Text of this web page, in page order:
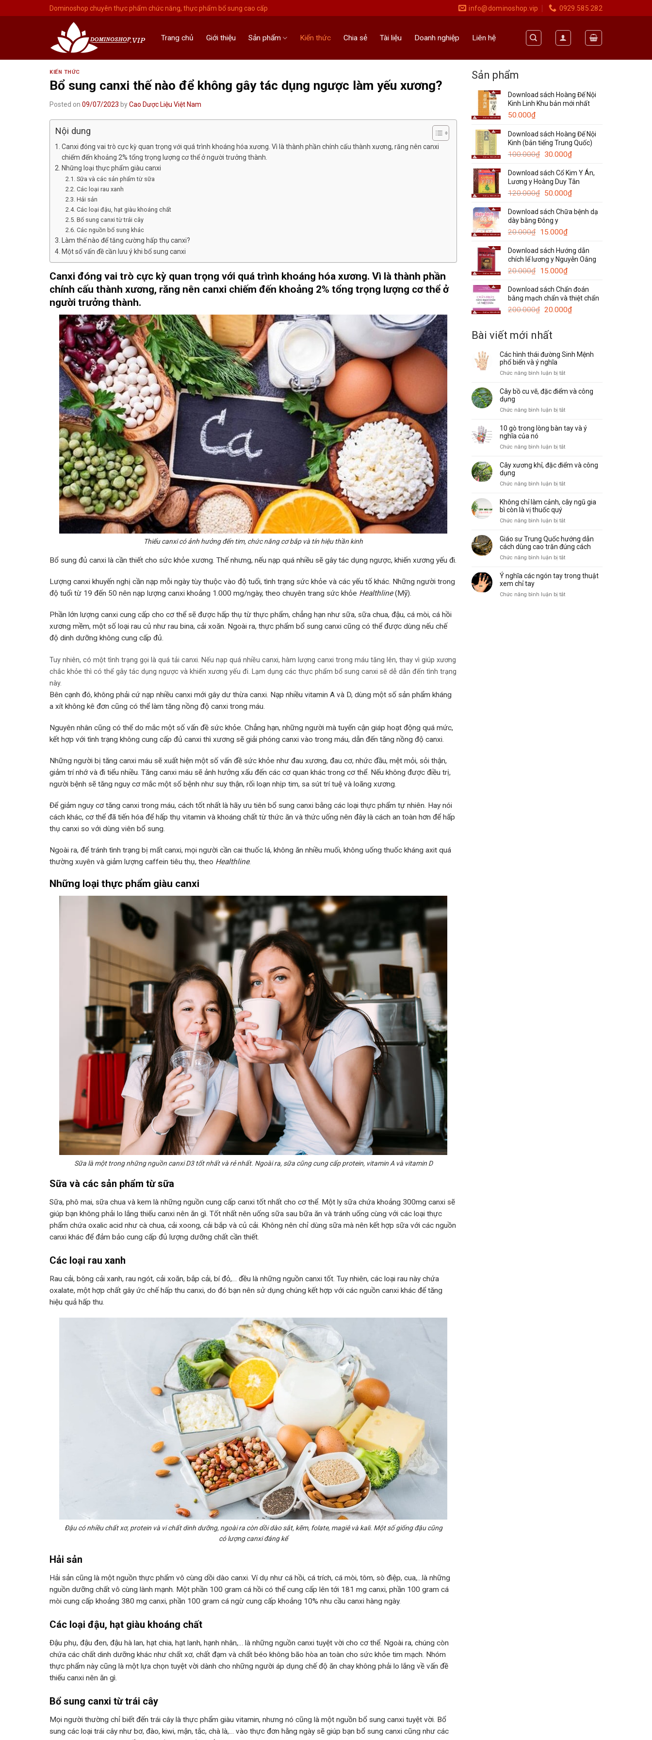
to
Dominoshop chuyên thực phẩm chức năng, thực phẩm bổ sung cao cấp info@dominoshop.vip 0929.585.282
Trang chủ Giới thiệu Sản phẩm Kiến thức Chia sẻ Tài liệu Doanh nghiệp Liên hệ
KIẾN THỨC
Bổ sung canxi thế nào để không gây tác dụng ngược làm yếu xương?
Posted on 09/07/2023 byCao Dược Liệu Việt Nam
Nội dung
Canxi đóng vai trò cực kỳ quan trọng với quá trình khoáng hóa xương. Vì là thành phần chính cấu thành xương, răng nên canxi
chiếm đến khoảng 2% tổng trọng lượng cơ thể ở người trưởng thành.
Những loại thực phẩm giàu canxi
Sữa và các sản phẩm từ sữa
Các loại rau xanh
Hải sản
Các loại đậu, hạt giàu khoáng chất
Bổ sung canxi từ trái cây
Các nguồn bổ sung khác
Làm thế nào để tăng cường hấp thụ canxi?
Một số vấn đề cần lưu ý khi bổ sung canxi
Canxi đóng vai trò cực kỳ quan trọng với quá trình khoáng hóa xương. Vì là thành phần
chính cấu thành xương, răng nên canxi chiếm đến khoảng 2% tổng trọng lượng cơ thể ở
người trưởng thành.
Thiếu canxi có ảnh hưởng đến tim, chức năng cơ bắp và tín hiệu thần kinh
Bổ sung đủ canxi là cần thiết cho sức khỏe xương. Thế nhưng, nếu nạp quá nhiều sẽ gây tác dụng ngược, khiến xương yếu đi.
Lượng canxi khuyến nghị cần nạp mỗi ngày tùy thuộc vào độ tuổi, tình trạng sức khỏe và các yếu tố khác. Những người trong
độ tuổi từ 19 đến 50 nên nạp lượng canxi khoảng 1.000 mg/ngày, theo chuyên trang sức khỏe Healthline(Mỹ).
Phần lớn lượng canxi cung cấp cho cơ thể sẽ được hấp thụ từ thực phẩm, chẳng hạn như sữa, sữa chua, đậu, cá mòi, cá hồi
xương mềm, một số loại rau củ như rau bina, cải xoăn. Ngoài ra, thực phẩm bổ sung canxi cũng có thể được dùng nếu chế
độ dinh dưỡng không cung cấp đủ.
Tuy nhiên, có một tình trạng gọi là quá tải canxi. Nếu nạp quá nhiều canxi, hàm lượng canxi trong máu tăng lên, thay vì giúp xương
chắc khỏe thì có thể gây tác dụng ngược và khiến xương yếu đi. Lạm dụng các thực phẩm bổ sung canxi sẽ dễ dẫn đến tình trạng
này.
Bên cạnh đó, không phải cứ nạp nhiều canxi mới gây dư thừa canxi. Nạp nhiều vitamin A và D, dùng một số sản phẩm kháng
a xít không kê đơn cũng có thể làm tăng nồng độ canxi trong máu.
Nguyên nhân cũng có thể do mắc một số vấn đề sức khỏe. Chẳng hạn, những người mà tuyến cận giáp hoạt động quá mức,
kết hợp với tình trạng không cung cấp đủ canxi thì xương sẽ giải phóng canxi vào trong máu, dẫn đến tăng nồng độ canxi.
Những người bị tăng canxi máu sẽ xuất hiện một số vấn đề sức khỏe như đau xương, đau cơ, nhức đầu, mệt mỏi, sỏi thận,
giảm trí nhớ và đi tiểu nhiều. Tăng canxi máu sẽ ảnh hưởng xấu đến các cơ quan khác trong cơ thể. Nếu không được điều trị,
người bệnh sẽ tăng nguy cơ mắc một số bệnh như suy thận, rối loạn nhịp tim, sa sút trí tuệ và loãng xương.
Để giảm nguy cơ tăng canxi trong máu, cách tốt nhất là hãy ưu tiên bổ sung canxi bằng các loại thực phẩm tự nhiên. Hay nói
cách khác, cơ thể đã tiến hóa để hấp thụ vitamin và khoáng chất từ thức ăn và thức uống nên đây là cách an toàn hơn để hấp
thụ canxi so với dùng viên bổ sung.
Ngoài ra, để tránh tình trạng bị mất canxi, mọi người cần cai thuốc lá, không ăn nhiều muối, không uống thuốc kháng axit quá
thường xuyên và giảm lượng caffein tiêu thụ, theo Healthline.
Những loại thực phẩm giàu canxi
Sữa là một trong những nguồn canxi D3 tốt nhất và rẻ nhất. Ngoài ra, sữa cũng cung cấp protein, vitamin A và vitamin D
Sữa và các sản phẩm từ sữa
Sữa, phô mai, sữa chua và kem là những nguồn cung cấp canxi tốt nhất cho cơ thể. Một ly sữa chứa khoảng 300mg canxi sẽ
giúp bạn không phải lo lắng thiếu canxi nên ăn gì. Tốt nhất nên uống sữa sau bữa ăn và tránh uống cùng với các loại thực
phẩm chứa oxalic acid như cà chua, cải xoong, cải bắp và củ cải. Không nên chỉ dùng sữa mà nên kết hợp sữa với các nguồn
canxi khác để đảm bảo cung cấp đủ lượng dưỡng chất cần thiết.
Các loại rau xanh
Rau cải, bông cải xanh, rau ngót, cải xoăn, bắp cải, bí đỏ,… đều là những nguồn canxi tốt. Tuy nhiên, các loại rau này chứa
oxalate, một hợp chất gây ức chế hấp thu canxi, do đó bạn nên sử dụng chúng kết hợp với các nguồn canxi khác để tăng
hiệu quả hấp thu.
Đậu có nhiều chất xơ, protein và vi chất dinh dưỡng, ngoài ra còn dồi dào sắt, kẽm, folate, magiê và kali. Một số giống đậu cũng
có lượng canxi đáng kể
Hải sản
Hải sản cũng là một nguồn thực phẩm vô cùng dồi dào canxi. Ví dụ như cá hồi, cá trích, cá mòi, tôm, sò điệp, cua,…là những
nguồn dưỡng chất vô cùng lành mạnh. Một phần 100 gram cá hồi có thể cung cấp lên tới 181 mg canxi, phần 100 gram cá
mòi cung cấp khoảng 380 mg canxi, phần 100 gram cá ngừ cung cấp khoảng 10% nhu cầu canxi hàng ngày.
Các loại đậu, hạt giàu khoáng chất
Đậu phụ, đậu đen, đậu hà lan, hạt chia, hạt lanh, hạnh nhân,… là những nguồn canxi tuyệt vời cho cơ thể. Ngoài ra, chúng còn
chứa các chất dinh dưỡng khác như chất xơ, chất đạm và chất béo không bão hòa an toàn cho sức khỏe tim mạch. Nhóm
thực phẩm này cũng là một lựa chọn tuyệt vời dành cho những người áp dụng chế độ ăn chay không phải lo lắng về vấn đề
thiếu canxi nên ăn gì.
Bổ sung canxi từ trái cây
Mọi người thường chỉ biết đến trái cây là thực phẩm giàu vitamin, nhưng nó cũng là một nguồn bổ sung canxi tuyệt vời. Bổ
sung các loại trái cây như bơ, đào, kiwi, mận, tắc, chà là,… vào thực đơn hằng ngày sẽ giúp bạn bổ sung canxi cũng như các
Sản phẩm
Download sách Hoàng Đế Nội
Kinh Linh Khu bản mới nhất
50.000₫
Download sách Hoàng Đế Nội
Kinh (bản tiếng Trung Quốc)
100.000₫ Giá
là:
100.000₫.
30.000₫Giá
tại
là:
30.000₫.
Download sách Cổ Kim Y Án,
Lương y Hoàng Duy Tân
120.000₫ Giá
là:
120.000₫.
50.000₫Giá
tại
Download sách Chữa bệnh dạ
dày bằng Đông y
20.000₫ Giá
là:
20.000₫.
15.000₫Giá
tại
là:
15.000₫.
Download sách Hướng dẫn
chích lể lương y Nguyễn Oắng
20.000₫ Giá
là:
20.000₫.
15.000₫Giá
tại
là:
15.000₫.
Download sách Chẩn đoán
bằng mạch chẩn và thiệt chẩn
200.000₫ Giá
là:
200.000₫.
20.000₫Giá
Bài viết mới nhất
Các hình thái đường Sinh Mệnh
phổ biến và ý nghĩa
Chức năng bình luận bị tắtở
hình
phổ
và
nghĩa
Cây bồ cu vẽ, đặc điểm và công
dụng
Chức năng bình luận bị tắtở
bồ
và
dụng
10 gò trong lòng bàn tay và ý
nghĩa của nó
Chức năng bình luận bị tắtở
gò
và
nghĩa
nó
Cây xương khỉ, đặc điểm và công
dụng
Chức năng bình luận bị tắtở
xương
công
dụng
Không chỉ làm cảnh, cây ngũ gia
bì còn là vị thuốc quý
Chức năng bình luận bị tắtở
chỉ
làm
gia
còn
Giáo sư Trung Quốc hướng dẫn
cách dùng cao trăn đúng cách
Chức năng bình luận bị tắtở
sư
Ý nghĩa các ngón tay trong thuật
xem chỉ tay
Chức năng bình luận bị tắtở